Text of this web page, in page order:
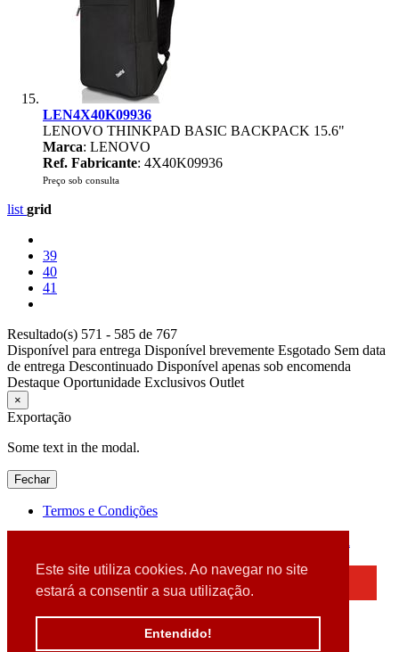
Este site utiliza cookies. Ao navegar no site
estará a consentir a sua utilização.
Entendido!
LEN4X40K09936
LENOVO THINKPAD BASIC BACKPACK 15.6"
Marca: LENOVO
Ref. Fabricante: 4X40K09936
Preço sob consulta
list grid
39
40
41
Resultado(s) 571 - 585 de 767
Disponível para entrega Disponível brevemente Esgotado Sem data
de entrega Descontinuado Disponível apenas sob encomenda
Destaque Oportunidade Exclusivos Outlet
×
Exportação
Some text in the modal.
Fechar
Termos e Condições
Detectamos que está a usar um browser desatualizado
Por favor, atualize o seu browser
para garantir uma melhor experiência.